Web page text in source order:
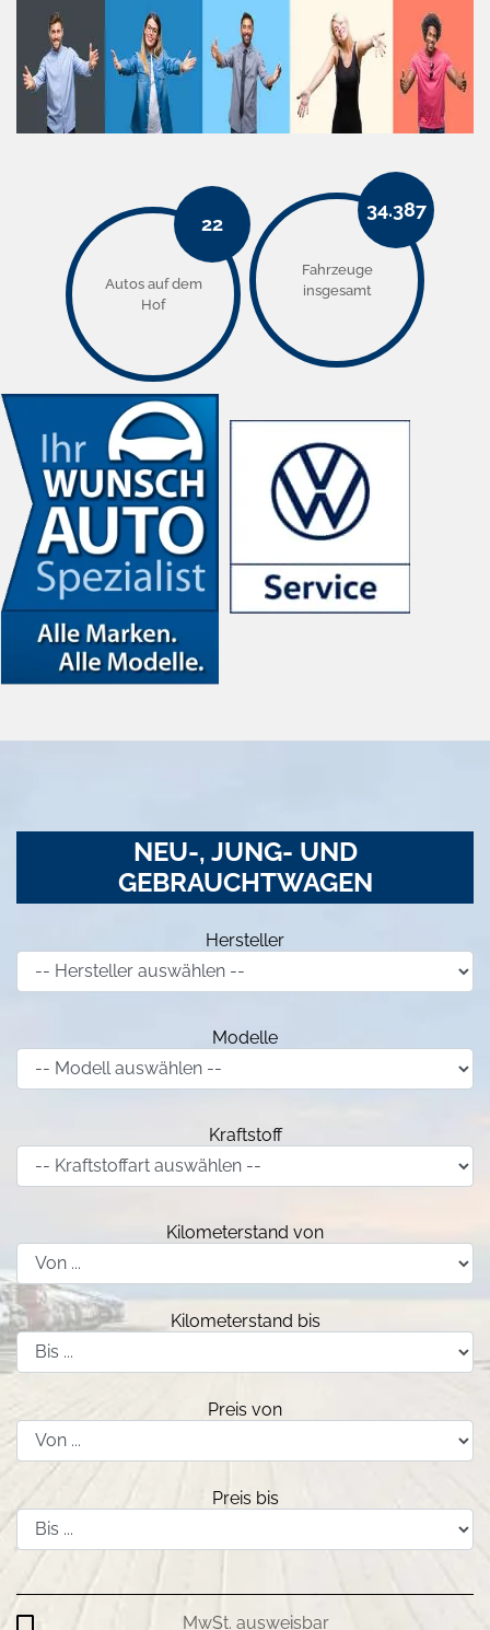
22
Autos auf dem
Hof
34.387
Fahrzeuge
insgesamt
NEU-, JUNG- UND
GEBRAUCHTWAGEN
Hersteller
Modelle
Kraftstoff
Kilometerstand von
Kilometerstand bis
Preis von
Preis bis
MwSt. ausweisbar